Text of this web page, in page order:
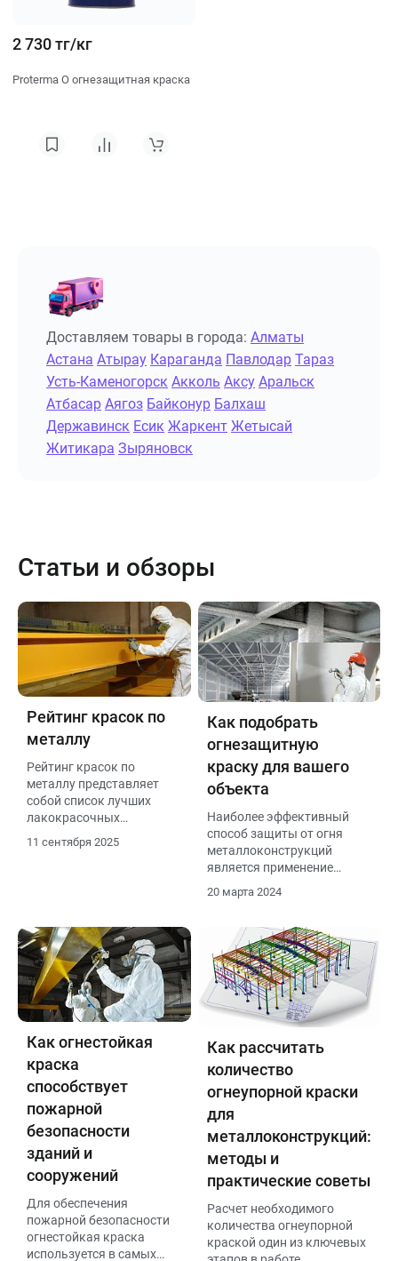
2 730 тг/кг
Proterma О огнезащитная краска
Доставляем товары в города: Алматы
Астана Атырау Караганда Павлодар Тараз
Усть-Каменогорск Акколь Аксу Аральск
Атбасар Аягоз Байконур Балхаш
Державинск Есик Жаркент Жетысай
Житикара Зыряновск
Статьи и обзоры
Рейтинг красок по
металлу
Рейтинг красок по
металлу представляет
собой список лучших
лакокрасочных
материалов, которые
обеспечивают надежную
повреждений.
11 сентября 2025
Как подобрать
огнезащитную
краску для вашего
объекта
Наиболее эффективный
способ защиты от огня
металлоконструкций
является применение
краски.
20 марта 2024
Как огнестойкая
краска
способствует
пожарной
безопасности
зданий и
сооружений
Для обеспечения
пожарной безопасности
огнестойкая краска
используется в самых
Как рассчитать
количество
огнеупорной краски
для
металлоконструкций:
методы и
практические советы
Расчет необходимого
количества огнеупорной
краской один из ключевых